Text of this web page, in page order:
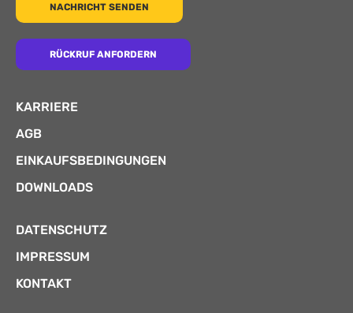
NACHRICHT SENDEN
RÜCKRUF ANFORDERN
KARRIERE
AGB
EINKAUFSBEDINGUNGEN
DOWNLOADS
DATENSCHUTZ
IMPRESSUM
KONTAKT